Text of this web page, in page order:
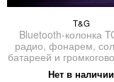
T&G
Bluetooth-колонка
радио, фонарем,
батареей и
Нет в наличии